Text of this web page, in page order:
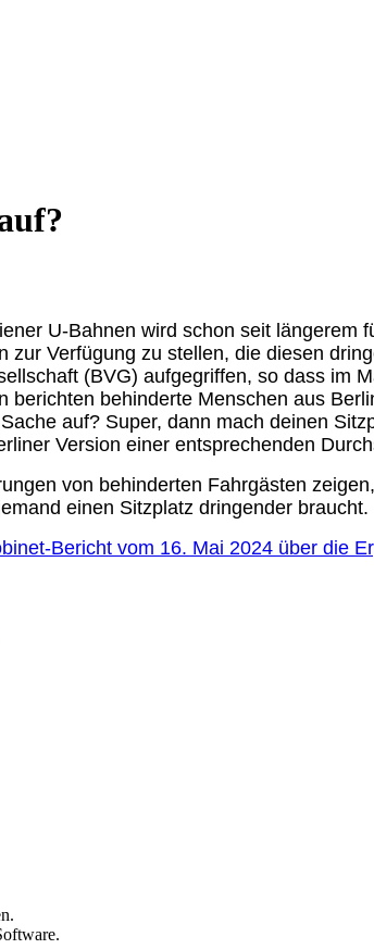
U-Bahnen wird schon seit längerem
zur Verfügung zu stellen, die diesen
(BVG) aufgegriffen, so dass im
berichten behinderte Menschen aus
auf? Super, dann mach deinen
Version einer entsprechenden
von behinderten Fahrgästen
einen Sitzplatz dringender braucht.
Bericht vom 16. Mai 2024 über die